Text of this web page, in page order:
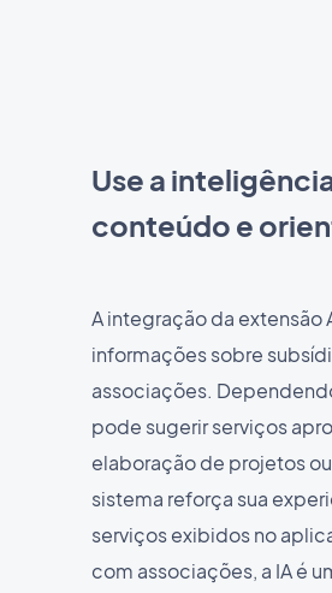
Use a
conteúdo e
A integração da extensão
informações sobre
associações.
pode sugerir serviços
elaboração de projetos
sistema reforça sua
serviços exibidos no
com associações, a IA é